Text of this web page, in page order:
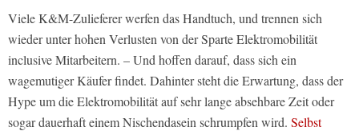
Viele K&M-Zulieferer werfen das Handtuch, und trennen sich
wieder unter hohen Verlusten von der Sparte Elektromobilität
inclusive Mitarbeitern. – Und hoffen darauf, dass sich ein
wagemutiger Käufer findet. Dahinter steht die Erwartung, dass der
Hype um die Elektromobilität auf sehr lange absehbare Zeit oder
sogar dauerhaft einem Nischendasein schrumpfen wird. Selbst